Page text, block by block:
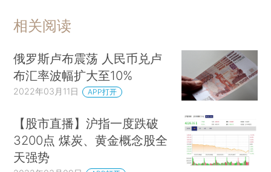
相关阅读
俄罗斯卢布震荡 人民币兑卢
布汇率波幅扩大至10%
2022年03月11日 APP打开
【股市直播】沪指一度跌破
3200点 煤炭、黄金概念股全
天强势